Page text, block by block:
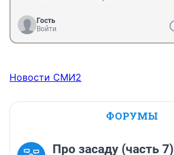
Гость
Войти
Новости СМИ2
ФОРУМЫ
Про засаду (часть 7)